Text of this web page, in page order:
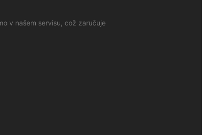
v našem servisu, což zaručuje